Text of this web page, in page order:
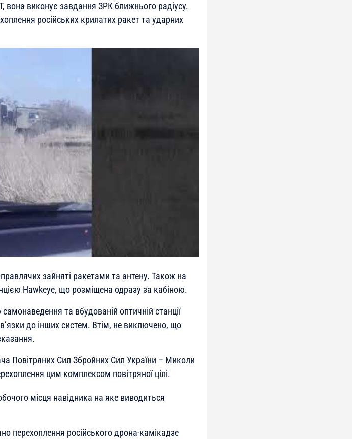
вона виконує завдання ЗРК ближнього радіусу.
російських крилатих ракет та ударних
зайняті ракетами та антену. Також на
Hawkeye, що розміщена одразу за кабіною.
та вбудованій оптичній станції
до інших систем. Втім, не виключено, що
Повітряних Сил Збройних Сил України – Миколи
цим комплексом повітряної цілі.
місця навідника на яке виводиться
перехоплення російського дрона-камікадзе